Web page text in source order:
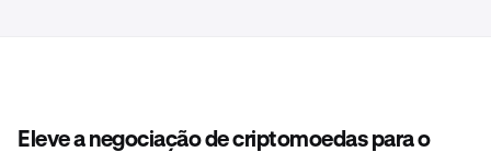
Eleve a negociação de criptomoedas para o